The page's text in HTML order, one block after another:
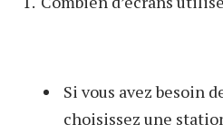
Si vous avez besoin
choisissez une